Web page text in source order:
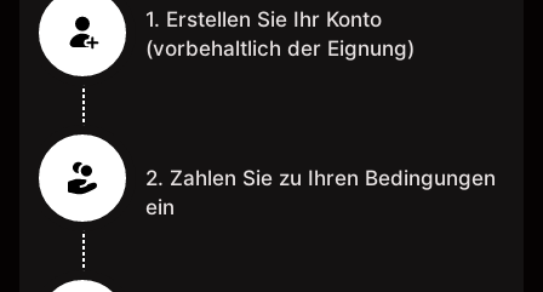
1. Erstellen Sie Ihr Konto
(vorbehaltlich der Eignung)
2. Zahlen Sie zu Ihren Bedingungen
ein